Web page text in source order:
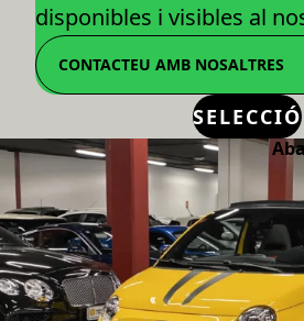
disponibles i visibles al
CONTACTEU AMB NOSALTRES
SELECCIÓ